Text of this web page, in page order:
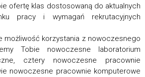
ofertę klas dostosowaną do aktualnych
pracy i wymagań rekrutacyjnych
możliwość korzystania z nowoczesnego
Tobie nowoczesne laboratorium
cztery nowoczesne pracownie
nowoczesne pracownie komputerowe